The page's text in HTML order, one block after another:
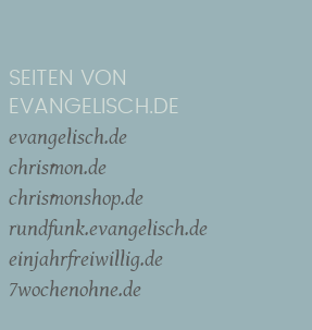
SEITEN VON
EVANGELISCH.DE
evangelisch.de
chrismon.de
chrismonshop.de
rundfunk.evangelisch.de
einjahrfreiwillig.de
7wochenohne.de